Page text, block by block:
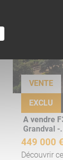
VENTE
EXCLU
A vendre
Grandval -
449 000 €
Découvrir